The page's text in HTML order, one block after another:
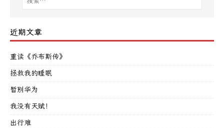
近期文章
重读《乔布斯传》
拯救我的睡眠
暂别华为
我没有天赋！
出行难